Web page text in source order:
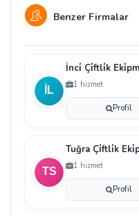
Benzer Firmalar
1 hizmet
Profil
1 hizmet
Profil